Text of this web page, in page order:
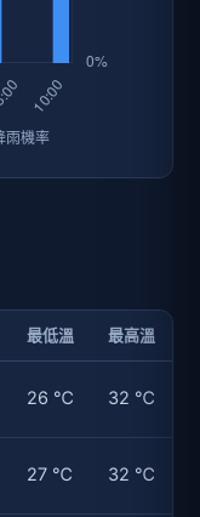
最低溫 最高溫
26 ℃ 32 ℃
27 ℃ 32 ℃